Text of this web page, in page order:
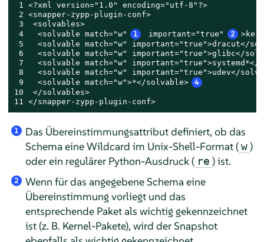
1 <?xml version="1.0" encoding="utf-8"?>
2 <snapper-zypp-plugin-conf>
3  <solvables>
4   <solvable match="w"
1 important="true" 2
5   <solvable match="w" important="true">dracut</
6   <solvable match="w" important="true">glibc</
7   <solvable match="w" important="true">systemd*</
8   <solvable match="w" important="true">udev</
9   <solvable match="w">*</solvable>
4
10  </solvables>
11 </snapper-zypp-plugin-conf>
1
Das Übereinstimmungsattribut definiert, ob das
Schema eine Wildcard im Unix-Shell-Format ( w )
oder ein regulärer Python-Ausdruck ( re ) ist.
2
Wenn für das angegebene Schema eine
Übereinstimmung vorliegt und das
entsprechende Paket als wichtig gekennzeichnet
ist (z. B. Kernel-Pakete), wird der Snapshot